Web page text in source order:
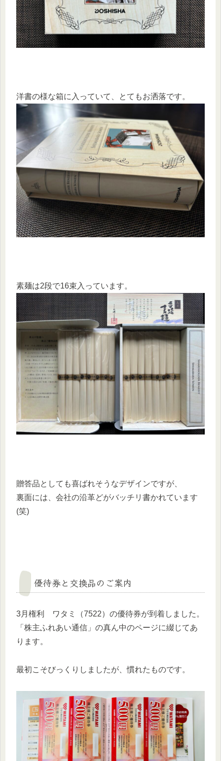
洋書の様な箱に入っていて、とてもお洒落です。
素麺は2段で16束入っています。
贈答品としても喜ばれそうなデザインですが、
裏面には、会社の沿革どがバッチリ書かれています
(笑)
優待券と交換品のご案内
3月権利 ワタミ（7522）の優待券が到着しました。
「株主ふれあい通信」の真ん中のページに綴じてあ
ります。
最初こそびっくりしましたが、慣れたものです。